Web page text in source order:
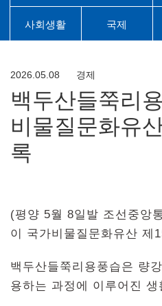
사회생활 국제
2026.05.08 경제
백두산들쭉리
비물질문화유
록
(평양 5월 8일발 조선중앙
이 국가비물질문화유산 제
백두산들쭉리용풍습은 량
용하는 과정에 이루어진